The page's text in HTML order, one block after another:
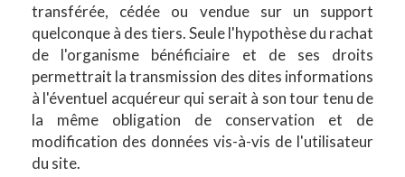
transférée, cédée ou vendue sur un support
quelconque à des tiers. Seule l'hypothèse du rachat
de l'organisme bénéficiaire et de ses droits
permettrait la transmission des dites informations
à l'éventuel acquéreur qui serait à son tour tenu de
la même obligation de conservation et de
modification des données vis-à-vis de l'utilisateur
du site.